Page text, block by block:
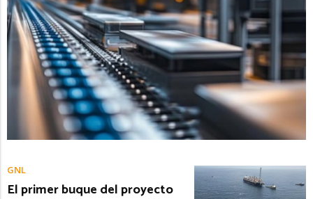
GNL
El primer buque del proyecto